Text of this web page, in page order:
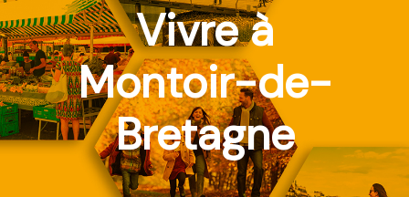
Vivre à
Montoir-de-
Bretagne